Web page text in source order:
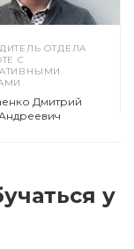
ОТДЕЛА
С
Дмитрий
у